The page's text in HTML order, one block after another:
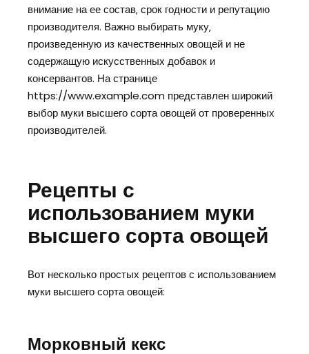
внимание на ее состав‚ срок годности и репутацию
производителя. Важно выбирать муку‚
произведенную из качественных овощей и не
содержащую искусственных добавок и
консервантов. На странице
https://www.example.com представлен широкий
выбор муки высшего сорта овощей от проверенных
производителей.
Рецепты с
использованием муки
высшего сорта овощей
Вот несколько простых рецептов с использованием
муки высшего сорта овощей:
Морковный кекс